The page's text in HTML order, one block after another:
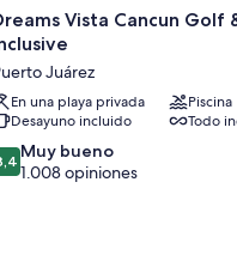
Vista Cancun Golf
Juárez
En una playa privada
Piscina
Desayuno incluido
Todo
Muy bueno
1.008 opiniones